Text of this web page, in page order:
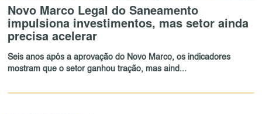
Novo Marco Legal do Saneamento
impulsiona investimentos, mas setor ainda
precisa acelerar
Seis anos após a aprovação do Novo Marco, os indicadores
mostram que o setor ganhou tração, mas aind...